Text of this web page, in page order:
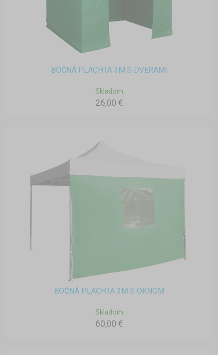
BOČNÁ PLACHTA 3M S DVERAMI
Skladom
26,00 €
BOČNÁ PLACHTA 3M S OKNOM
Skladom
60,00 €